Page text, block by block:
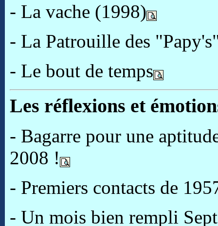
- La vache (1998)
- La Patrouille des
- Le bout de temps
Les réflexions et
- Bagarre pour une
2008 !
- Premiers contacts de
- Un mois bien rempli